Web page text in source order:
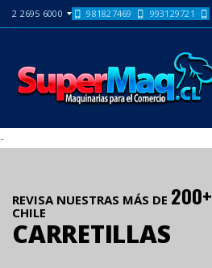
2 2695 6000 981827469 993129721
-
REVISA NUESTRAS MÁS DE 200+
CHILE
CARRETILLAS